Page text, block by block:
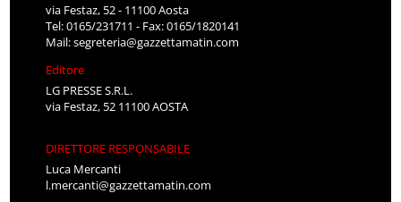
via Festaz, 52 - 11100 Aosta
Tel: 0165/231711 - Fax: 0165/1820141
Mail:segreteria@gazzettamatin.com
Editore
LG PRESSE S.R.L.
via Festaz, 52 11100 AOSTA
DIRETTORE RESPONSABILE
Luca Mercanti
l.mercanti@gazzettamatin.com